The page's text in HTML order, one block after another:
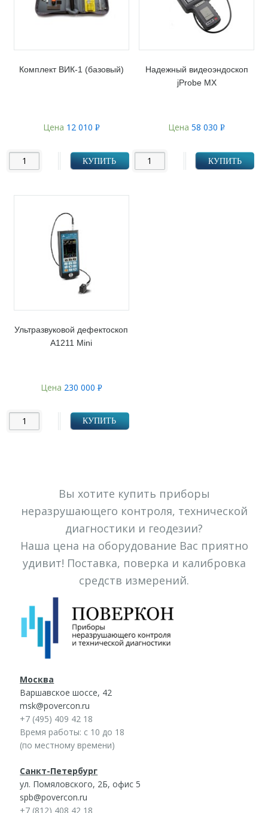
Комплект ВИК-1 (базовый)
Цена 12 010 Р
КУПИТЬ
Надежный видеоэндоскоп
jProbe MX
Цена58 030Р
КУПИТЬ
Ультразвуковой дефектоскоп
А1211 Mini
Цена 230 000 Р
КУПИТЬ
Вы хотите купить приборы
неразрушающего контроля, технической
диагностики и геодезии?
Наша цена на оборудование Вас приятно
удивит! Поставка, поверка и калибровка
средств измерений.
Москва
Варшавское шоссе, 42
msk@povercon.ru
+7 (495) 409 42 18
Время работы: с 10 до 18
(по местному времени)
Санкт-Петербург
ул. Помяловского, 2Б, офис 5
spb@povercon.ru
+7 (812) 408 42 18